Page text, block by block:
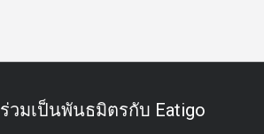
ร่วมเป็นพันธมิตรกับ Eatigo